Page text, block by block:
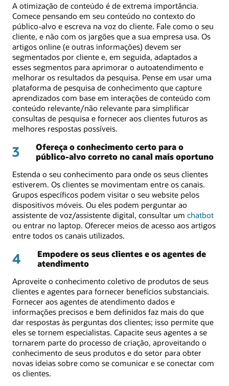
A otimização de conteúdo é de extrema importância.
Comece pensando em seu conteúdo no contexto do
público-alvo e escreva na voz do cliente. Fale como o seu
cliente, e não com os jargões que a sua empresa usa. Os
artigos online (e outras informações) devem ser
segmentados por cliente e, em seguida, adaptados a
esses segmentos para aprimorar o autoatendimento e
melhorar os resultados da pesquisa. Pense em usar uma
plataforma de pesquisa de conhecimento que capture
aprendizados com base em interações de conteúdo com
conteúdo relevante/não relevante para simplificar
consultas de pesquisa e fornecer aos clientes futuros as
melhores respostas possíveis.
3
Ofereça o conhecimento certo para o
público-alvo correto no canal mais oportuno
Estenda o seu conhecimento para onde os seus clientes
estiverem. Os clientes se movimentam entre os canais.
Grupos específicos podem visitar o seu website pelos
dispositivos móveis. Ou eles podem perguntar ao
assistente de voz/assistente digital, consultar um chatbot
ou entrar no laptop. Oferecer meios de acesso aos artigos
entre todos os canais utilizados.
4
Empodere os seus clientes e os agentes de
atendimento
Aproveite o conhecimento coletivo de produtos de seus
clientes e agentes para fornecer benefícios substanciais.
Fornecer aos agentes de atendimento dados e
informações precisos e bem definidos faz mais do que
dar respostas às perguntas dos clientes; isso permite que
eles se tornem especialistas. Capacite seus agentes a se
tornarem parte do processo de criação, aproveitando o
conhecimento de seus produtos e do setor para obter
novas ideias sobre como se comunicar e se conectar com
os clientes.